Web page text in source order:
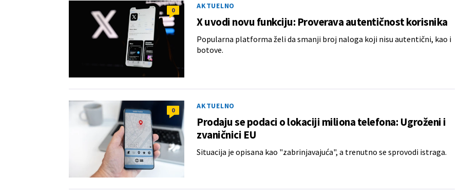
0 AKTUELNO
X uvodi novu funkciju: Proverava autentičnost korisnika
Popularna platforma želi da smanji broj naloga koji nisu autentični, kao i
botove.
0 AKTUELNO
Prodaju se podaci o lokaciji miliona telefona: Ugroženi i
zvaničnici EU
Situacija je opisana kao "zabrinjavajuća", a trenutno se sprovodi istraga.